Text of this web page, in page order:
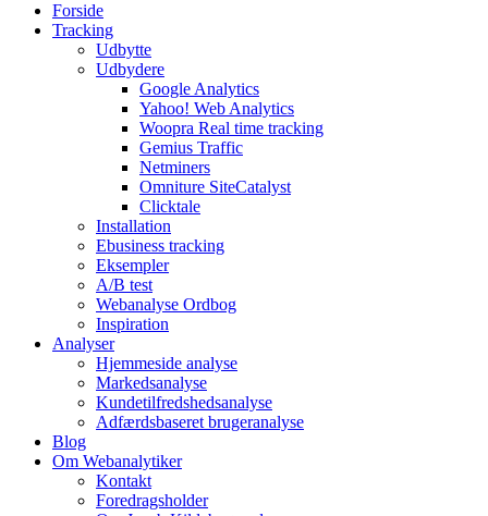
Forside
Tracking
Udbytte
Udbydere
Google Analytics
Yahoo! Web Analytics
Woopra Real time tracking
Gemius Traffic
Netminers
Omniture SiteCatalyst
Clicktale
Installation
Ebusiness tracking
Eksempler
A/B test
Webanalyse Ordbog
Inspiration
Analyser
Hjemmeside analyse
Markedsanalyse
Kundetilfredshedsanalyse
Adfærdsbaseret brugeranalyse
Blog
Om Webanalytiker
Kontakt
Foredragsholder